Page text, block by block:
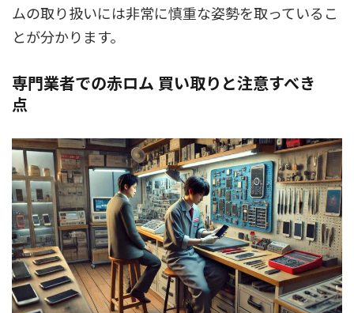
ムの取り扱いには非常に慎重な姿勢を取っているこ
とが分かります。
専門業者での赤ロム 買い取りと注意すべき
点